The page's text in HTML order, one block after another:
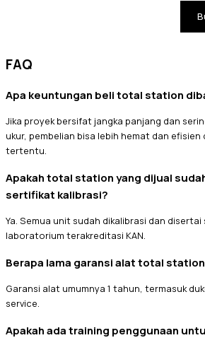
FAQ
Apa keuntungan beli total station
Jika proyek bersifat jangka panjang dan
ukur, pembelian bisa lebih hemat dan efisien
tertentu.
Apakah total station yang dijual
sertifikat kalibrasi?
Ya. Semua unit sudah dikalibrasi dan
laboratorium terakreditasi KAN.
Berapa lama garansi alat total
Garansi alat umumnya 1 tahun, termasuk
service.
Apakah ada training penggunaan